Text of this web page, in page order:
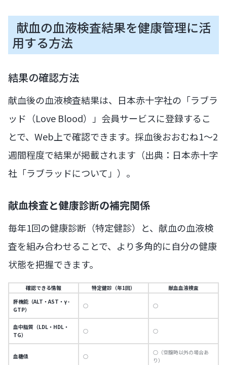
献血の血液検査結果を健康管理に活
用する方法
結果の確認方法
献血後の血液検査結果は、日本赤十字社の「ラブラ
ッド（Love Blood）」会員サービスに登録するこ
とで、Web上で確認できます。採血後おおむね1〜2
週間程度で結果が掲載されます（出典：日本赤十字
社「ラブラッドについて」）。
献血検査と健康診断の補完関係
毎年1回の健康診断（特定健診）と、献血の血液検
査を組み合わせることで、より多角的に自分の健康
状態を把握できます。
確認できる情報 特定健診（年1回）
献血血液検査
肝機能（ALT・AST・γ-
GTP）
○ ○
血中脂質（LDL・HDL・
TG）
○ ○
血糖値 ○
○（空腹時以外の場合あ
り）